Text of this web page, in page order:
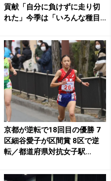
貢献「自分に負けずに走り切
れた」今季は「いろんな種目...
京都が逆転で18回目の優勝 7
区細谷愛子が区間賞 8区で逆
転／都道府県対抗女子駅...